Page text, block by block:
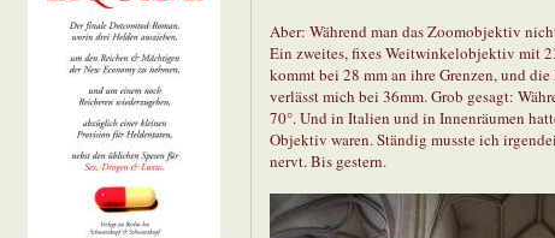
Aber: Während man das Zoomobjektiv
Ein zweites, fixes Weitwinkelobjektiv mit
kommt bei 28 mm an ihre Grenzen, und
verlässt mich bei 36mm. Grob gesagt:
70°. Und in Italien und in Innenräumen
Objektiv waren. Ständig musste ich
nervt. Bis gestern.